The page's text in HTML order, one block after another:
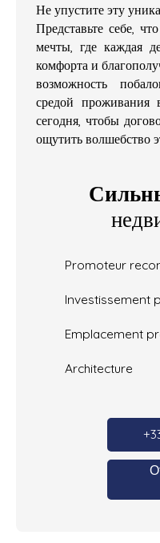
Не упустите эту
Представьте себе,
мечты, где каждая
комфорта и
возможность
средой
сегодня, чтобы
ощутить волшебство
Promoteur
Investissement
Emplacement
Architecture